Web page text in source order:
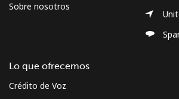
Sobre nosotros
Lo que ofrecemos
Crédito de Voz